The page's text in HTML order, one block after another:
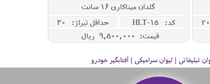
گلدان میناکاری 16 سانت
کد: HLT-15
حداقل تيراژ: 30
قیمت: 9,500,000 ريال
| لیوان سرامیکی | آفتابگیر خودرو